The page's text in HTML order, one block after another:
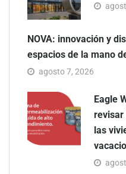
NOVA: innovación y
espacios de la mano
agosto 7, 2026
Eagle
revisar
las